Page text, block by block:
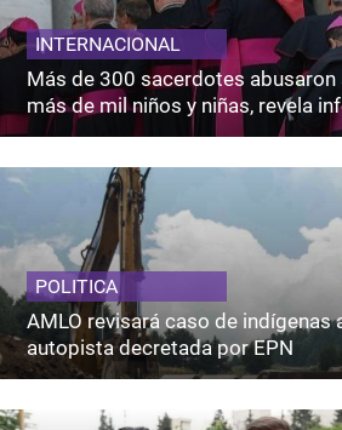
INTERNACIONAL
Más de 300 sacerdotes abusaron
más de mil niños y niñas, revela
POLITICA
AMLO revisará caso de
autopista decretada por EPN